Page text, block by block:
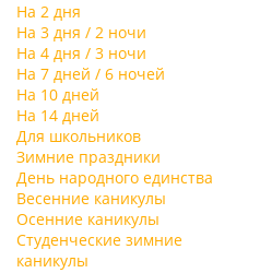
На 2 дня
На 3 дня / 2 ночи
На 4 дня / 3 ночи
На 7 дней / 6 ночей
На 10 дней
На 14 дней
Для школьников
Зимние праздники
День народного единства
Весенние каникулы
Осенние каникулы
Студенческие зимние
каникулы